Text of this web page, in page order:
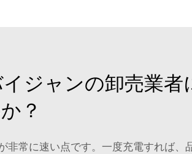
ジャンの卸売業者
？
常に速い点です。一度充電すれば、